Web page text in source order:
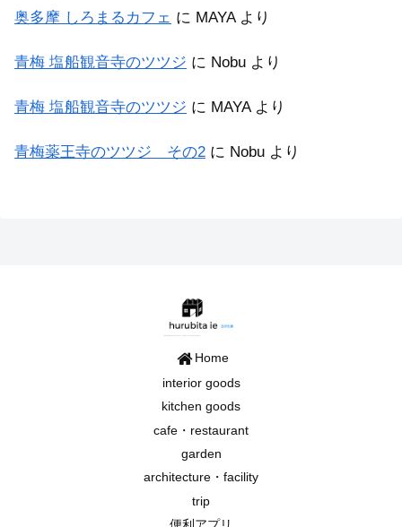
奥多摩 しろまるカフェ に MAYAより
青梅 塩船観音寺のツツジ に Nobu より
青梅 塩船観音寺のツツジ に MAYAより
青梅薬王寺のツツジ その2 に Nobu より
Home
interior goods
kitchen goods
cafe・restaurant
garden
architecture・facility
trip